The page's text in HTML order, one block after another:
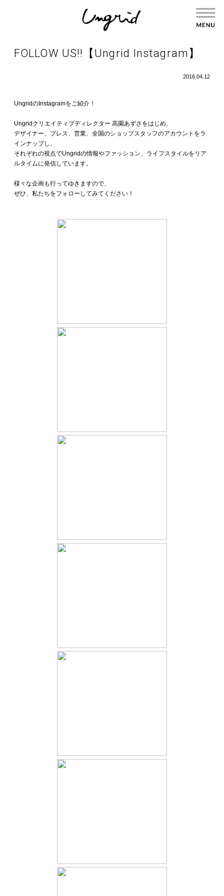
FOLLOW US!!【Ungrid Instagram】
2016.04.12
UngridのInstagramをご紹介！
Ungridクリエイティブディレクター 高園あずさをはじめ、
デザイナー、プレス、営業、全国のショップスタッフのアカウントをラ
インナップし、
それぞれの視点でUngridの情報やファッション、ライフスタイルをリア
ルタイムに発信しています。
様々な企画も行ってゆきますので、
ぜひ、私たちをフォローしてみてください！